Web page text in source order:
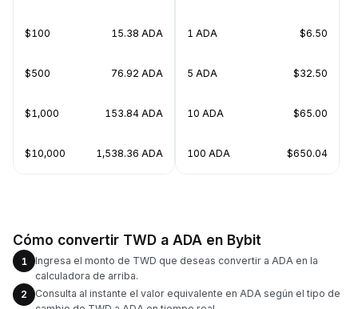
$100 15.38 ADA
$500 76.92 ADA
$1,000 153.84 ADA
$10,000 1,538.36 ADA
1 ADA $6.50
5 ADA $32.50
10 ADA $65.00
100 ADA $650.04
Cómo convertir TWD a ADA en Bybit
1
Ingresa el monto de TWD que deseas convertir a ADA en la
calculadora de arriba.
2
Consulta al instante el valor equivalente en ADA según el tipo de